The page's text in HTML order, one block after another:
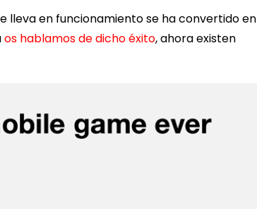
lleva en funcionamiento se ha convertido en
os hablamos de dicho éxito, ahora existen